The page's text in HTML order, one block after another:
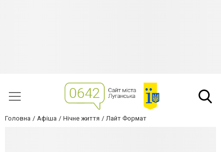
Головна Афіша Нічне життя Лайт Формат